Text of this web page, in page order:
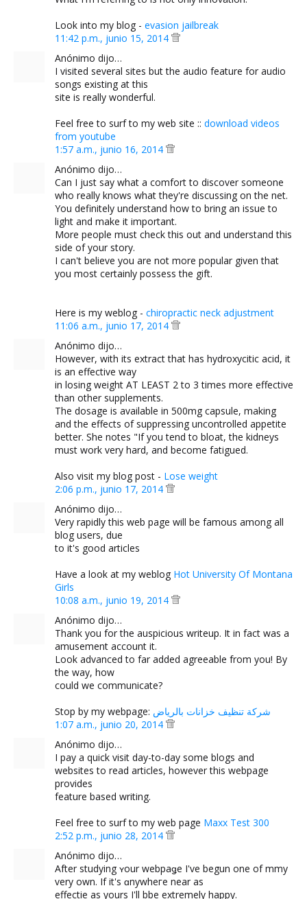
Look into my blog - evasion jailbreak
11:42 p.m., junio 15, 2014
Anónimo dijo…
I visited several sites but the audio feature for audio
songs existing at this
site is really wonderful.
Feel free to surf to my web site :: download videos
from youtube
1:57 a.m., junio 16, 2014
Anónimo dijo…
Can I just say what a comfort to discover someone
who really knows what they're discussing on the net.
You definitely understand how to bring an issue to
light and make it important.
More people must check this out and understand this
side of your story.
I can't believe you are not more popular given that
you most certainly possess the gift.
Here is my weblog - chiropractic neck adjustment
11:06 a.m., junio 17, 2014
Anónimo dijo…
However, with its extract that has hydroxycitic acid, it
is an effective way
in losing weight AT LEAST 2 to 3 times more effective
than other supplements.
The dosage is available in 500mg capsule, making
and the effects of suppressing uncontrolled appetite
better. She notes "If you tend to bloat, the kidneys
must work very hard, and become fatigued.
Also visit my blog post - Lose weight
2:06 p.m., junio 17, 2014
Anónimo dijo…
Very rapidly this web page will be famous among all
blog users, due
to it's good articles
Have a look at my weblog Hot University Of Montana
Girls
10:08 a.m., junio 19, 2014
Anónimo dijo…
Thank you for the auspicious writeup. It in fact was a
amusement account it.
Look advanced to far added agreeable from you! By
the way, how
could we communicate?
Stop by my webpage: شركة تنظيف خزانات بالرياض
1:07 a.m., junio 20, 2014
Anónimo dijo…
I pay a quick visit day-to-day some blogs and
websites to read articles, however this webpage
provides
feature based writing.
Feel free to surf to my web page Maxx Test 300
2:52 p.m., junio 28, 2014
Anónimo dijo…
After studying ʏour webpaǥe I've begun one of mmy
very own. If it's ɑnywheгe near as
effectiѵe as yours I'll bbe extremely happy.